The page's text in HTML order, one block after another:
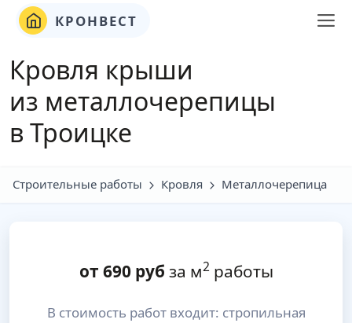
КРОНВЕСТ
Кровля крыши
из металлочерепицы
в Троицке
Строительные работы Кровля Металлочерепица
от 690руб за м2работы
В стоимость работ входит: стропильная